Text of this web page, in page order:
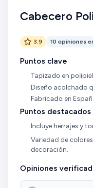
Cabecero
3.9 10 opiniones
Puntos clave
Tapizado en
Diseño acolchado
Fabricado en
Puntos destacados
Incluye herrajes y
Variedad de
decoración.
Opiniones